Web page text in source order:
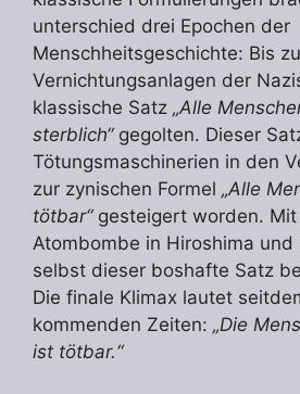
unterschied drei Epochen der
Menschheitsgeschichte: Bis
Vernichtungsanlagen der
klassische Satz „Alle
sterblich“gegolten. Dieser
Tötungsmaschinerien in den
zur zynischen Formel „Alle
tötbar“gesteigert worden. Mit
Atombombe in Hiroshima und
selbst dieser boshafte Satz
Die finale Klimax lautet
kommenden Zeiten: „Die
ist tötbar.“